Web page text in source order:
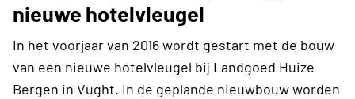
nieuwe hotelvleugel
In het voorjaar van 2016 wordt gestart met de bouw
van een nieuwe hotelvleugel bij Landgoed Huize
Bergen in Vught. In de geplande nieuwbouw worden